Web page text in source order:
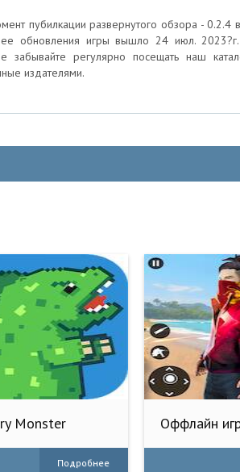
пубилкации развернутого обзора - 0.2.4
обновления игры вышло 24 июл.
регулярно посещать наш
издателями.
Monster
Подробнее
Оффлайн
Strike